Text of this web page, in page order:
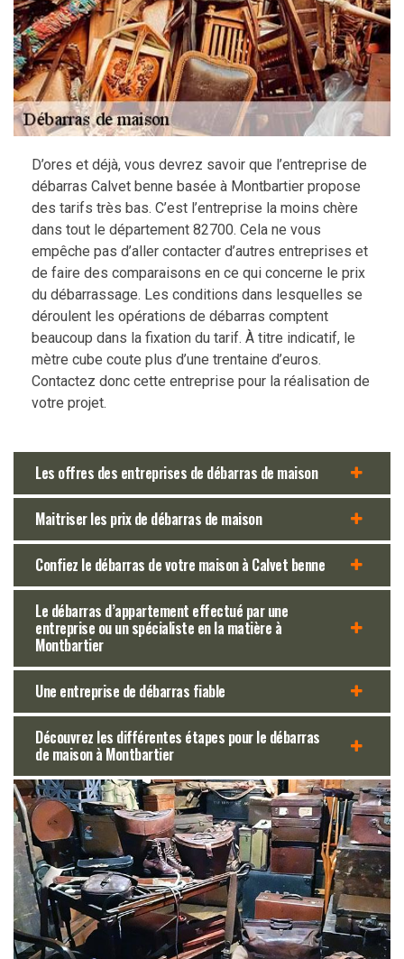
D’ores et déjà, vous devrez savoir que l’entreprise de
débarras Calvet benne basée à Montbartier propose
des tarifs très bas. C’est l’entreprise la moins chère
dans tout le département 82700. Cela ne vous
empêche pas d’aller contacter d’autres entreprises et
de faire des comparaisons en ce qui concerne le prix
du débarrassage. Les conditions dans lesquelles se
déroulent les opérations de débarras comptent
beaucoup dans la fixation du tarif. À titre indicatif, le
mètre cube coute plus d’une trentaine d’euros.
Contactez donc cette entreprise pour la réalisation de
votre projet.
Les offres des entreprises de débarras de maison
Maitriser les prix de débarras de maison
Confiez le débarras de votre maison à Calvet benne
Le débarras d’appartement effectué par une
entreprise ou un spécialiste en la matière à
Montbartier
Une entreprise de débarras fiable
Découvrez les différentes étapes pour le débarras
de maison à Montbartier